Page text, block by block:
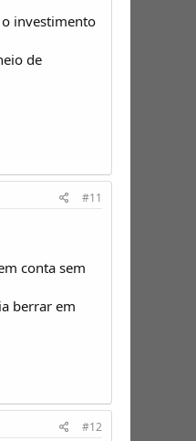
investimento
de
#11
conta sem
berrar em
#12